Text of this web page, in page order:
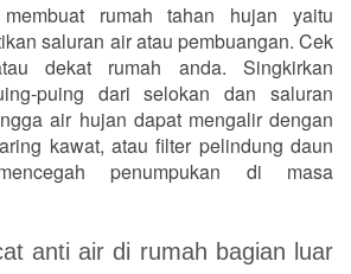
rumah tahan hujan yaitu
saluran air atau pembuangan. Cek
dekat rumah anda. Singkirkan
puing dari selokan dan saluran
air hujan dapat mengalir dengan
kawat, atau filter pelindung daun
penumpukan di masa
anti air di rumah bagian luar